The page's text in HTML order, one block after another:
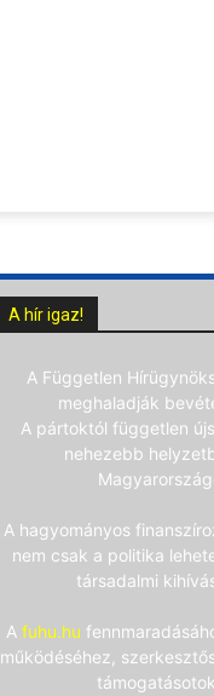
A hír igaz!
A Független
meghaladják
A pártoktól független
nehezebb
A hagyományos
nem csak a politika
társadalmi
A fuhu.hu
működéséhez,